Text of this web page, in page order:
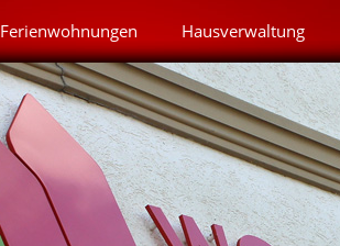
Ferienwohnungen Hausverwaltung